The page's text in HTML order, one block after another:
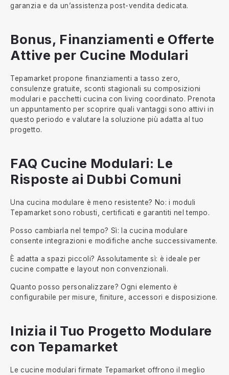
garanzia e da un’assistenza post-vendita dedicata.
Bonus, Finanziamenti e Offerte
Attive per Cucine Modulari
Tepamarket propone finanziamenti a tasso zero,
consulenze gratuite, sconti stagionali su composizioni
modulari e pacchetti cucina con living coordinato. Prenota
un appuntamento per scoprire quali vantaggi sono attivi in
questo periodo e valutare la soluzione più adatta al tuo
progetto.
FAQ Cucine Modulari: Le
Risposte ai Dubbi Comuni
Una cucina modulare è meno resistente? No: i moduli
Tepamarket sono robusti, certificati e garantiti nel tempo.
Posso cambiarla nel tempo? Sì: la cucina modulare
consente integrazioni e modifiche anche successivamente.
È adatta a spazi piccoli? Assolutamente sì: è ideale per
cucine compatte e layout non convenzionali.
Quanto posso personalizzare? Ogni elemento è
configurabile per misure, finiture, accessori e disposizione.
Inizia il Tuo Progetto Modulare
con Tepamarket
Le cucine modulari firmate Tepamarket offrono il meglio